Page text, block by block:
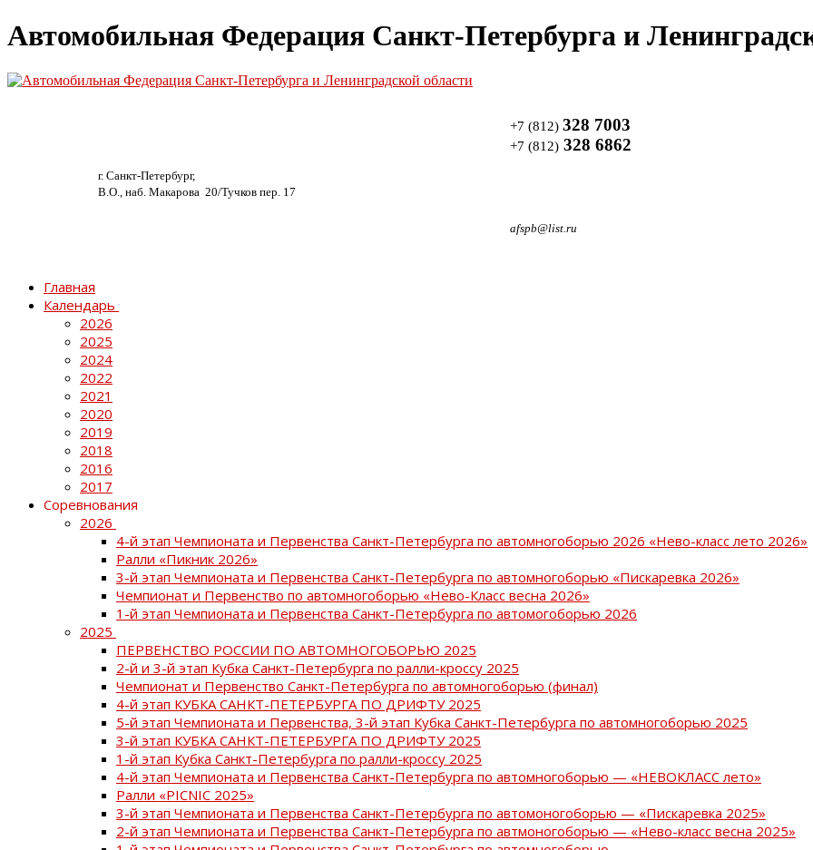
Автомобильная Федерация Санкт-Петербурга и
г. Санкт-Петербург,
В.О., наб. Макарова 20/Тучков пер. 17
+7 (812) 328 7003
+7 (812) 328 6862
afspb@list.ru
Главная
Календарь
2026
2025
2024
2022
2021
2020
2019
2018
2016
2017
Соревнования
2026
4-й этап Чемпионата и Первенства Санкт-Петербурга по автомногоборью 2026 «Нево-класс лето 2026»
Ралли «Пикник 2026»
3-й этап Чемпионата и Первенства Санкт-Петербурга по автомногоборью «Пискаревка 2026»
Чемпионат и Первенство по автомногоборью «Нево-Класс весна 2026»
1-й этап Чемпионата и Первенства Санкт-Петербурга по автомогоборью 2026
2025
ПЕРВЕНСТВО РОССИИ ПО АВТОМНОГОБОРЬЮ 2025
2-й и 3-й этап Кубка Санкт-Петербурга по ралли-кроссу 2025
Чемпионат и Первенство Санкт-Петербурга по автомногоборью (финал)
4-й этап КУБКА САНКТ-ПЕТЕРБУРГА ПО ДРИФТУ 2025
5-й этап Чемпионата и Первенства, 3-й этап Кубка Санкт-Петербурга по автомногоборью 2025
3-й этап КУБКА САНКТ-ПЕТЕРБУРГА ПО ДРИФТУ 2025
1-й этап Кубка Санкт-Петербурга по ралли-кроссу 2025
4-й этап Чемпионата и Первенства Санкт-Петербурга по автомногоборью — «НЕВОКЛАСС лето»
Ралли «PICNIC 2025»
3-й этап Чемпионата и Первенства Санкт-Петербурга по автомоногоборью — «Пискаревка 2025»
2-й этап Чемпионата и Первенства Санкт-Петербурга по автмоногоборью — «Нево-класс весна 2025»